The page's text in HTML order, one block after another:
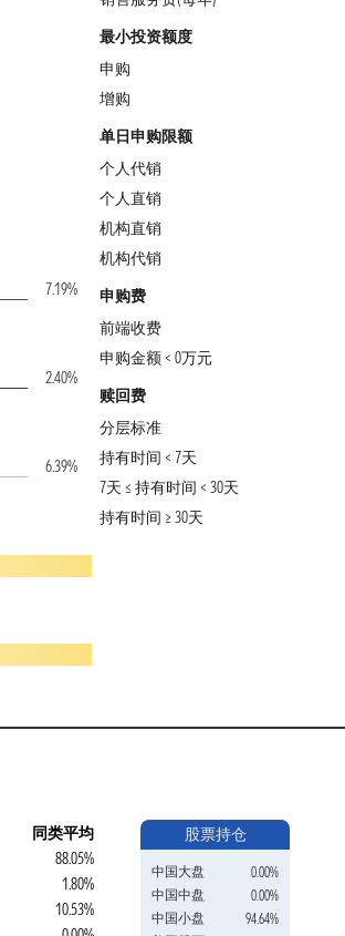
7.19%
2.40%
6.39%
最小投资额度
申购
增购
单日申购限额
个人代销
个人直销
机构直销
机构代销
申购费
前端收费
申购金额 < 0万元
赎回费
分层标准
持有时间 < 7天
7天 ≤ 持有时间 < 30天
持有时间 ≥ 30天
同类平均
88.05%
1.80%
10.53%
股票持仓
中国大盘
0.00%
中国中盘
0.00%
中国小盘
94.64%